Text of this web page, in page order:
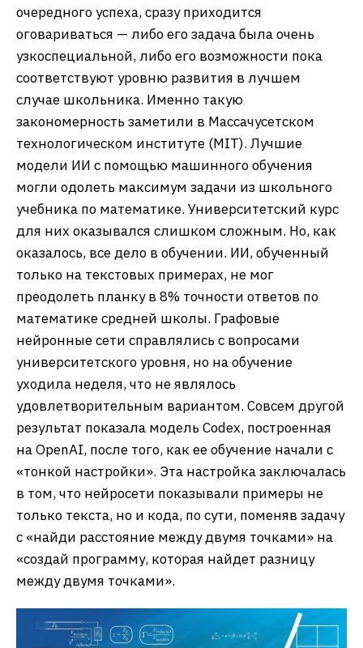
очередного успеха, сразу приходится
оговариваться — либо его задача была очень
узкоспециальной, либо его возможности пока
соответствуют уровню развития в лучшем
случае школьника. Именно такую
закономерность заметили в Массачусетском
технологическом институте (MIT). Лучшие
модели ИИ с помощью машинного обучения
могли одолеть максимум задачи из школьного
учебника по математике. Университетский курс
для них оказывался слишком сложным. Но, как
оказалось, все дело в обучении. ИИ, обученный
только на текстовых примерах, не мог
преодолеть планку в 8% точности ответов по
математике средней школы. Графовые
нейронные сети справлялись с вопросами
университетского уровня, но на обучение
уходила неделя, что не являлось
удовлетворительным вариантом. Совсем другой
результат показала модель Codex, построенная
на OpenAI, после того, как ее обучение начали с
«тонкой настройки». Эта настройка заключалась
в том, что нейросети показывали примеры не
только текста, но и кода, по сути, поменяв задачу
с «найди расстояние между двумя точками» на
«создай программу, которая найдет разницу
между двумя точками».